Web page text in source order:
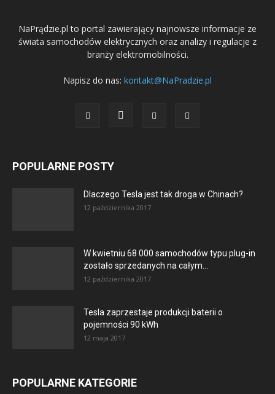
NaPrądzie.pl to portal zawierający najnowsze informacje ze
świata samochodów elektrycznych oraz analizy i regulacje z
branży elektromobilności.
Napisz do nas: kontakt@NaPradzie.pl
POPULARNE POSTY
Dlaczego Tesla jest tak droga w Chinach?
12 października 2017
W kwietniu 68 000 samochodów typu plug-in
zostało sprzedanych na całym...
12 października 2017
Tesla zaprzestaje produkcji baterii o
pojemności 90 kWh
12 maja 2017
POPULARNE KATEGORIE